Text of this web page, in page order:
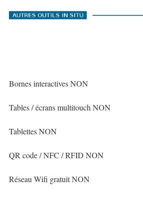
Bornes interactives NON
Tables / écrans multitouch NON
Tablettes NON
QR code / NFC / RFID NON
Réseau Wifi gratuit NON